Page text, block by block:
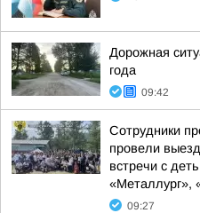
Дорожная
года
09:42
Сотрудники
провели
встречи с
«Металлург»,
09:27